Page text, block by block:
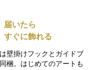
届いたら
すぐに飾れる
壁掛けフックとガイドブ
梱。はじめてのアートも